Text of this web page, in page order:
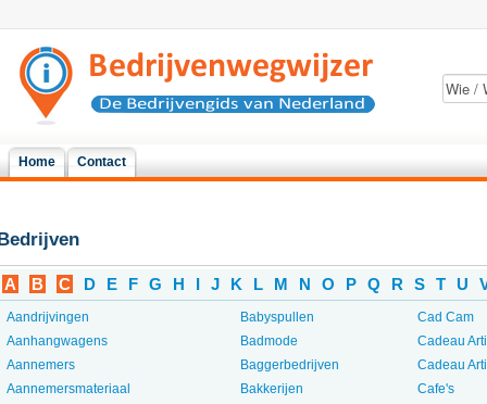
Home Contact
A B C D E F G H I J K L M N O P Q R S T U
Aandrijvingen
Aanhangwagens
Aannemers
Aannemersmateriaal
Babyspullen
Badmode
Baggerbedrijven
Bakkerijen
Cad Cam
Cadeau
Cadeau
Cafe's